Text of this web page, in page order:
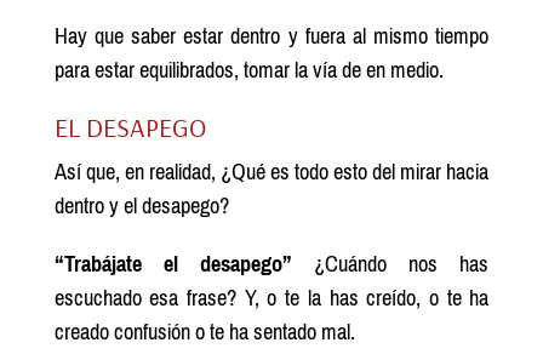
Hay que saber estar dentro y fuera al mismo tiempo
para estar equilibrados, tomar la vía de en medio.
EL DESAPEGO
Así que, en realidad, ¿Qué es todo esto del mirar hacia
dentro y el desapego?
“Trabájate el desapego” ¿Cuándo nos has
escuchado esa frase? Y, o te la has creído, o te ha
creado confusión o te ha sentado mal.